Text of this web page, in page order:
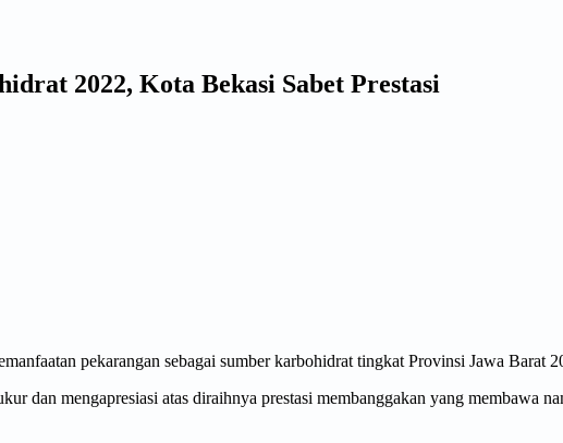
2022, Kota Bekasi Sabet Prestasi
pekarangan sebagai sumber karbohidrat tingkat Provinsi Jawa Barat
dan mengapresiasi atas diraihnya prestasi membanggakan yang membawa